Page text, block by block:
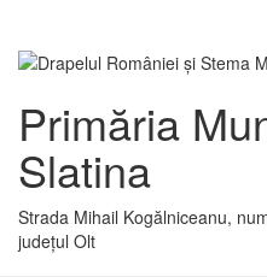
Primăria
Slatina
Strada Mihail Kogălniceanu,
județul Olt